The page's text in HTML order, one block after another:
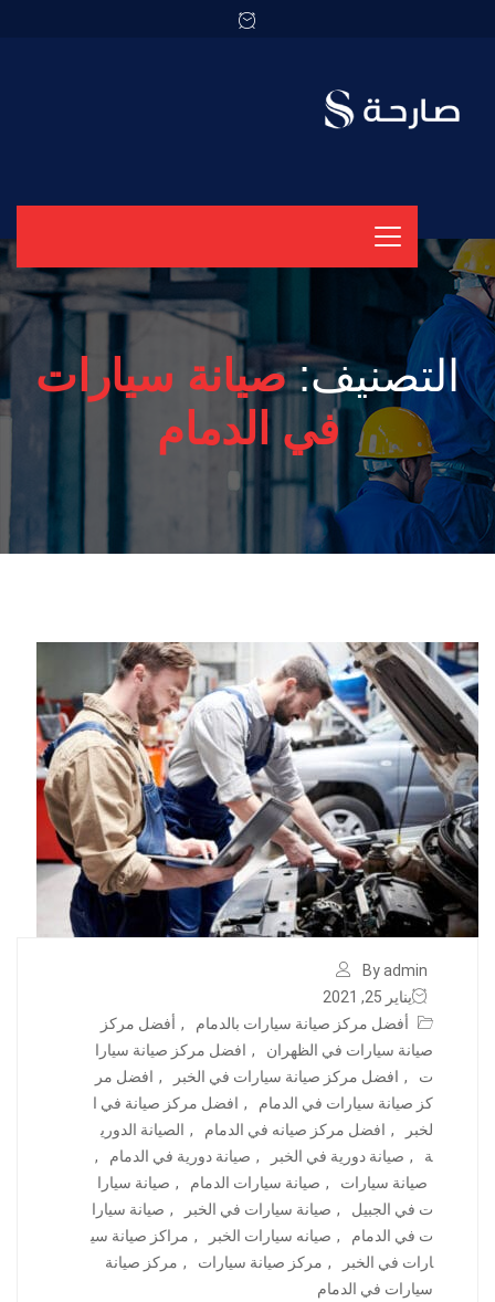
التصنيف:صيانة سيارات
في الدمام
By admin
يناير 25, 2021
أفضل مركز صيانة سيارات بالدمام
, أفضل مركز
صيانة سيارات في الظهران
, افضل مركز صيانة سيارا
ت
, افضل مركز صيانة سيارات في الخبر , افضل مر
كز صيانة سيارات في الدمام
, افضل مركز صيانة في ا
لخبر
, افضل مركز صيانه في الدمام , الصيانة الدوري
ة
, صيانة دورية في الخبر , صيانة دورية في الدمام
,
صيانة سيارات
, صيانة سيارات الدمام , صيانة سيارا
ت في الجبيل
, صيانة سيارات في الخبر , صيانة سيارا
ت في الدمام
, صيانه سيارات الخبر , مراكز صيانة سي
ارات في الخبر
, مركز صيانة سيارات , مركز صيانة
سيارات في الدمام